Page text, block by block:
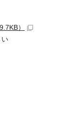
）
い